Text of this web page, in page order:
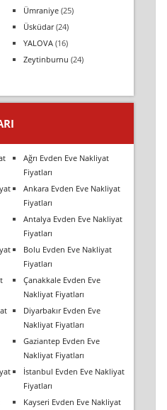
Ümraniye (25)
Üsküdar(24)
YALOVA (16)
Zeytinburnu (24)
Ağrı Evden Eve Nakliyat
Fiyatları
Ankara Evden Eve Nakliyat
Fiyatları
Antalya Evden Eve Nakliyat
Fiyatları
Bolu Evden Eve Nakliyat
Fiyatları
Çanakkale Evden Eve
Nakliyat Fiyatları
Diyarbakır Evden Eve
Nakliyat Fiyatları
Gaziantep Evden Eve
Nakliyat Fiyatları
İstanbul Evden Eve Nakliyat
Fiyatları
Kayseri Evden Eve Nakliyat